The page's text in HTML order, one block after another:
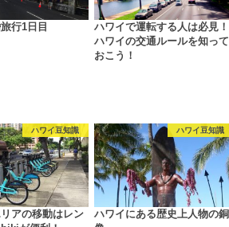
行1日目
ハワイで運転する人は必見！
ハワイの交通ルールを知って
おこう！
ハワイ豆知識
アの移動はレン
ハワイ豆知識
ハワイにある歴史上人物の銅